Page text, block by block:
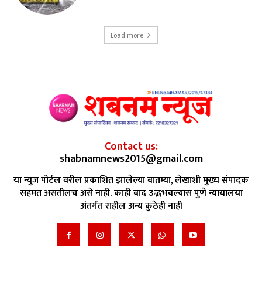
Load more
Contact us:
shabnamnews2015@gmail.com
या न्युज पोर्टल वरील प्रकाशित झालेल्या बातम्या, लेखाशी मुख्य संपादक
सहमत असतीलच असे नाही. काही वाद उद्भभवल्यास पुणे न्यायालया
अंतर्गत राहील अन्य कुठेही नाही